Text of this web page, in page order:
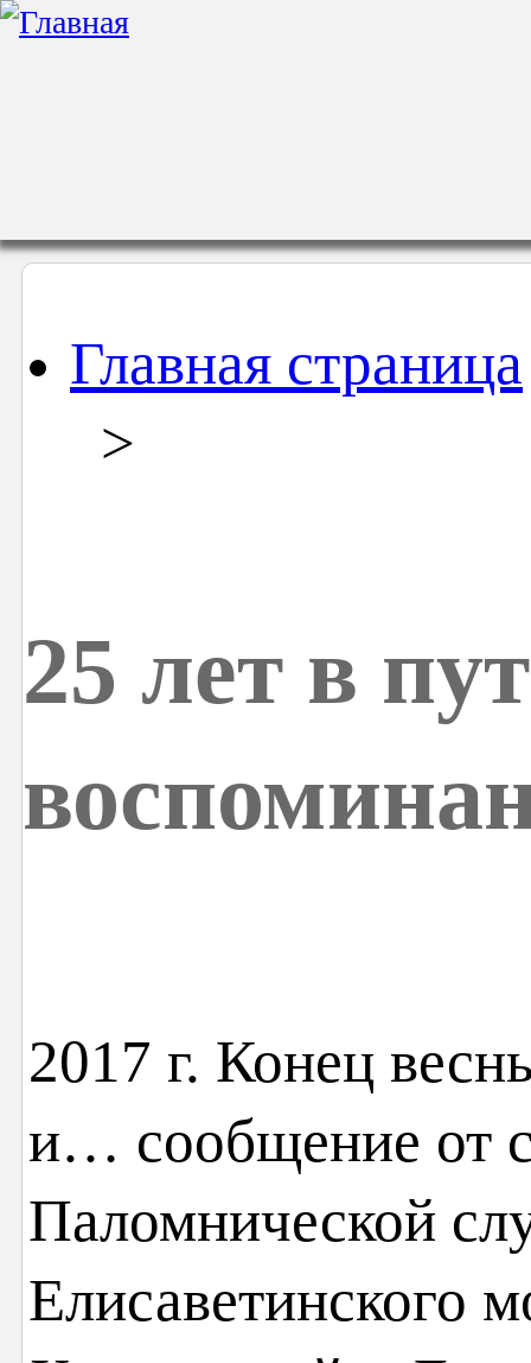
Главная страница
>
25 лет в
2017 г. Конец
и… сообщение от
Паломнической
Елисаветинского